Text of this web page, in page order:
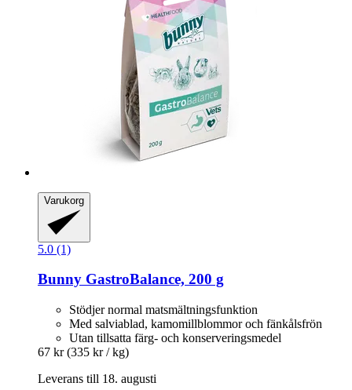
Varukorg
5.0 (1)
Bunny GastroBalance, 200 g
Stödjer normal matsmältningsfunktion
Med salviablad, kamomillblommor och fänkålsfrön
Utan tillsatta färg- och konserveringsmedel
67 kr (335 kr / kg)
Leverans till 18. augusti